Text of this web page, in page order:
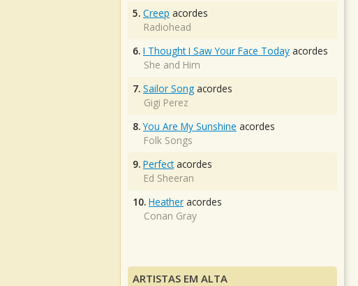
5. Creep acordes
Radiohead
6. I Thought I Saw Your Face Today acordes
She and Him
7. Sailor Song acordes
Gigi Perez
8. You Are My Sunshine acordes
Folk Songs
9. Perfectacordes
Ed Sheeran
10. Heather acordes
Conan Gray
ARTISTAS EM ALTA